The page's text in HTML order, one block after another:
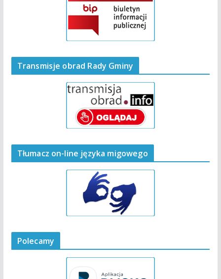
Transmisje obrad Rady Gminy
Tłumacz on-line języka migowego
Polecamy